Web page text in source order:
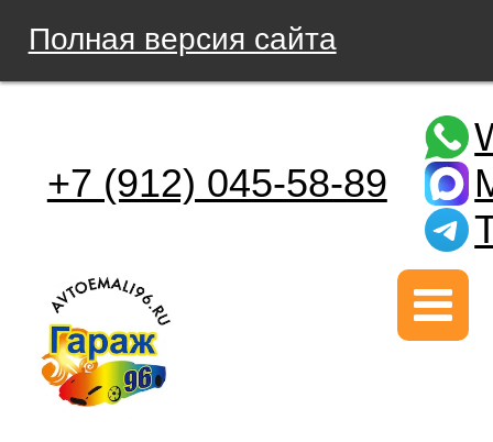
Полная версия сайта
+7 (912) 045-58-89